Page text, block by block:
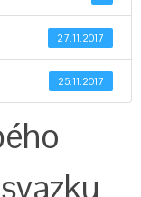
27.11.2017
25.11.2017